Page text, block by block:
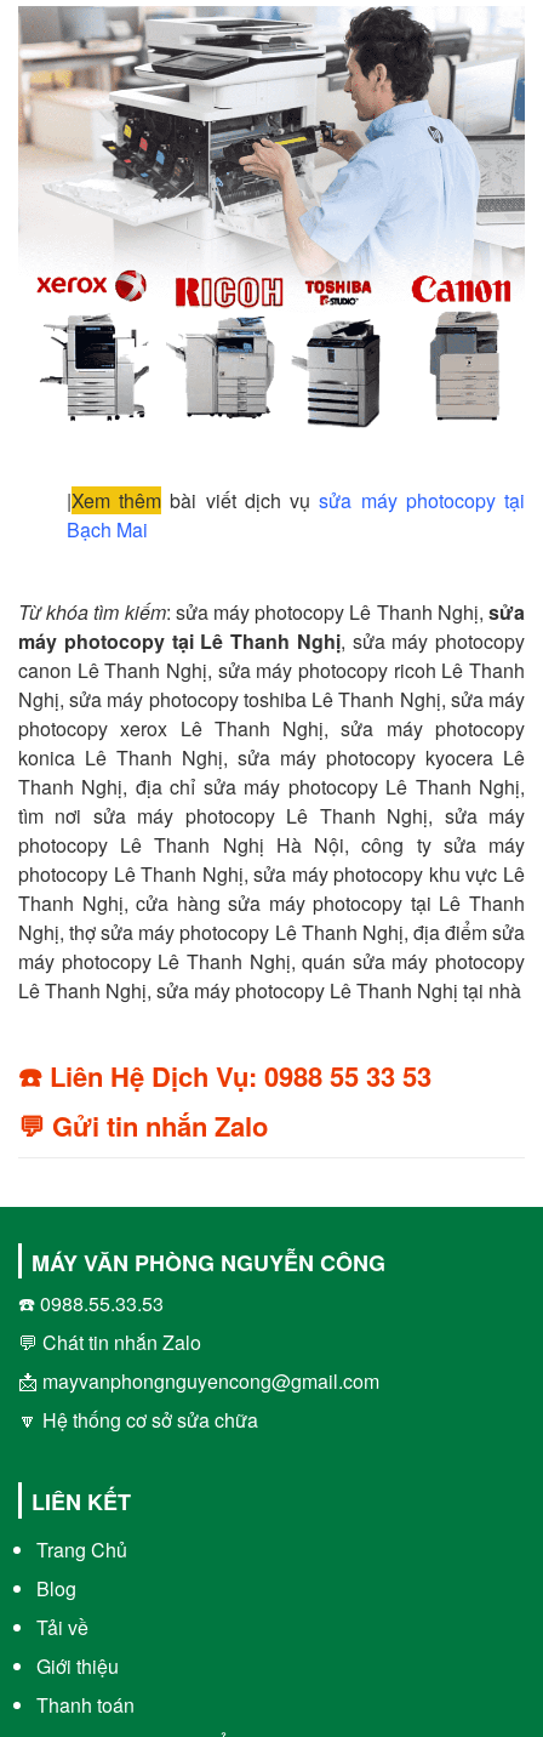
|Xem thêm bài viết dịch vụsửa máy photocopy tại
Bạch Mai
Từ khóa tìm kiếm: sửa máy photocopy Lê Thanh Nghị,sửa
máy photocopy tại Lê Thanh Nghị, sửa máy photocopy
canon Lê Thanh Nghị, sửa máy photocopy ricoh Lê Thanh
Nghị, sửa máy photocopy toshiba Lê Thanh Nghị, sửa máy
photocopy xerox Lê Thanh Nghị, sửa máy photocopy
konica Lê Thanh Nghị, sửa máy photocopy kyocera Lê
Thanh Nghị, địa chỉ sửa máy photocopy Lê Thanh Nghị,
tìm nơi sửa máy photocopy Lê Thanh Nghị, sửa máy
photocopy Lê Thanh Nghị Hà Nội, công ty sửa máy
photocopy Lê Thanh Nghị, sửa máy photocopy khu vực Lê
Thanh Nghị, cửa hàng sửa máy photocopy tại Lê Thanh
Nghị, thợ sửa máy photocopy Lê Thanh Nghị, địa điểm sửa
máy photocopy Lê Thanh Nghị, quán sửa máy photocopy
Lê Thanh Nghị, sửa máy photocopy Lê Thanh Nghị tại nhà
☎️ Liên Hệ Dịch Vụ: 0988 55 33 53
💬 Gửi tin nhắn Zalo
MÁY VĂN PHÒNG NGUYỄN CÔNG
☎️ 0988.55.33.53
💬 Chát tin nhắn Zalo
📩 mayvanphongnguyencong@gmail.com
🔽 Hệ thống cơ sở sửa chữa
LIÊN KẾT
Trang Chủ
Blog
Tải về
Giới thiệu
Thanh toán